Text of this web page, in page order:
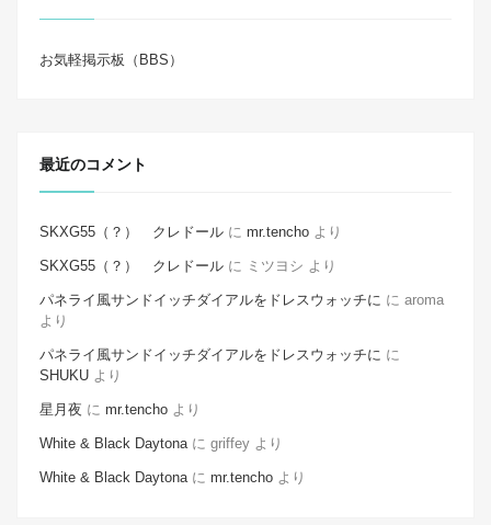
お気軽掲示板（BBS）
最近のコメント
SKXG55（？） クレドール に mr.tencho より
SKXG55（？） クレドール に ミツヨシ より
パネライ風サンドイッチダイアルをドレスウォッチに に aroma
より
パネライ風サンドイッチダイアルをドレスウォッチに に
SHUKU より
星月夜 に mr.tencho より
White & Black Daytonaに griffey より
White & Black Daytonaに mr.tencho より